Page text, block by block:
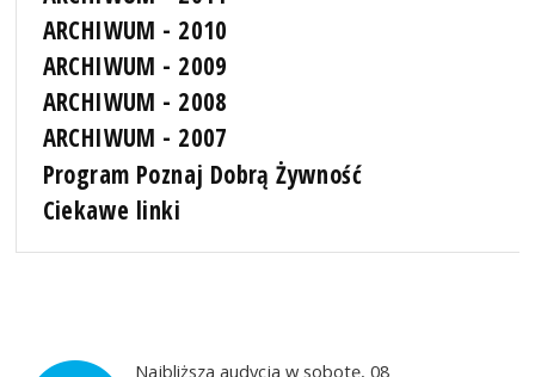
ARCHIWUM - 2010
ARCHIWUM - 2009
ARCHIWUM - 2008
ARCHIWUM - 2007
Program Poznaj Dobrą Żywność
Ciekawe linki
Najbliższa audycja w sobotę, 08